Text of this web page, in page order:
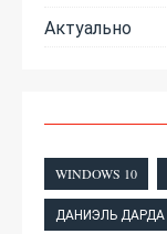
Актуально
WINDOWS 10
ДАНИЭЛЬ ДАРДА